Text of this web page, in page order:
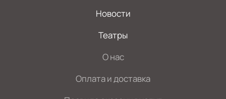
Новости
Театры
О нас
Оплата и доставка